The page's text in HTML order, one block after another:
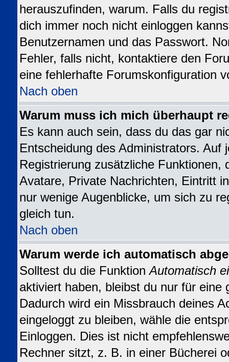
herauszufinden, warum. Falls du
dich immer noch nicht einloggen
Benutzernamen und das Passwort.
Fehler, falls nicht, kontaktiere den
eine fehlerhafte Forumskonfiguration
Nach oben
Warum muss ich mich überhaupt
Es kann auch sein, dass du das gar
Entscheidung des Administrators. Auf
Registrierung zusätzliche Funktionen,
Avatare, Private Nachrichten, Eintritt
nur wenige Augenblicke, um sich zu
gleich tun.
Nach oben
Warum werde ich automatisch
Solltest du die FunktionAutomatisch
aktiviert haben, bleibst du nur für eine
Dadurch wird ein Missbrauch deines
eingeloggt zu bleiben, wähle die
Einloggen. Dies ist nicht
Rechner sitzt, z. B. in einer Bücherei